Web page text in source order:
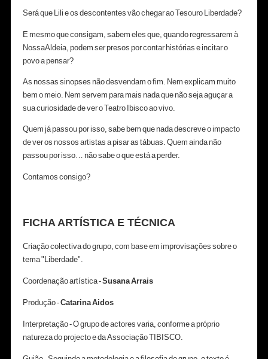
Será que Lili e os descontentes vão chegar ao Tesouro Liberdade?
E mesmo que consigam, sabem eles que, quando regressarem à
NossaAldeia, podem ser presos por contar histórias e incitar o
povo a pensar?
As nossas sinopses não desvendam o fim. Nem explicam muito
bem o meio. Nem servem para mais nada que não seja aguçar a
sua curiosidade de ver o Teatro Ibisco ao vivo.
Quem já passou por isso, sabe bem que nada descreve o impacto
de ver os nossos artistas a pisar as tábuas. Quem ainda não
passou por isso… não sabe o que está a perder.
Contamos consigo?
FICHA ARTÍSTICA E TÉCNICA
Criação colectiva do grupo, com base em improvisações sobre o
tema "Liberdade".
Coordenação artística -Susana Arrais
Produção -Catarina Aidos
Interpretação - O grupo de actores varia, conforme a próprio
natureza do projecto e da Associação TIBISCO.